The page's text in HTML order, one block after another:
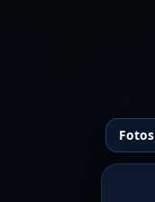
Fotos